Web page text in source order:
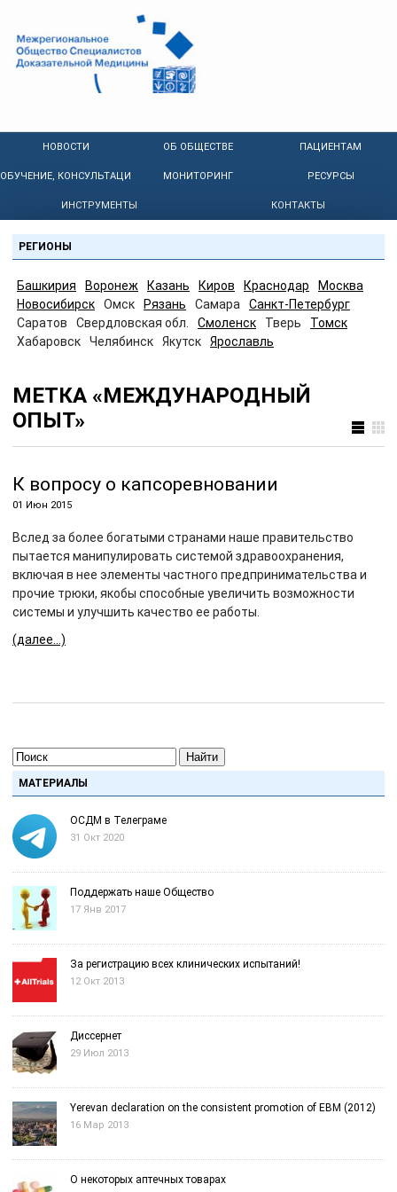
НОВОСТИ ОБ ОБЩЕСТВЕ ПАЦИЕНТАМ
ОБУЧЕНИЕ, КОНСУЛЬТАЦИИ МОНИТОРИНГ РЕСУРСЫ
ИНСТРУМЕНТЫ КОНТАКТЫ
РЕГИОНЫ
Башкирия Воронеж Казань Киров Краснодар
Москва
Новосибирск
Омск Рязань Самара
Санкт-Петербург
Саратов
Свердловская обл. Смоленск Тверь
Томск
Хабаровск
Челябинск Якутск Ярославль
МЕТКА «МЕЖДУНАРОДНЫЙ
ОПЫТ»
К вопросу о капсоревновании
01 Июн 2015
Вслед за более богатыми странами наше правительство
пытается манипулировать системой здравоохранения,
включая в нее элементы частного предпринимательства и
прочие трюки, якобы способные увеличить возможности
системы и улучшить качество ее работы.
(далее…)
Найти
МАТЕРИАЛЫ
ОСДМ в Телеграме
31 Окт 2020
Поддержать наше Общество
17 Янв 2017
За регистрацию всех клинических испытаний!
12 Окт 2013
Диссернет
29 Июл 2013
Yerevan declaration on the consistent promotion of EBM (2012)
16 Мар 2013
О некоторых аптечных товарах